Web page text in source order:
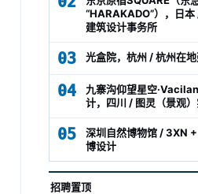
“HARAKADO”），日
建筑设计事务所
03 光盒院，杭州 / 杭州在
04
九寨沟仰望星空
计，四川 / 图灵（景观
05
深圳自然博物馆 / 3XN
博设计
招聘置顶